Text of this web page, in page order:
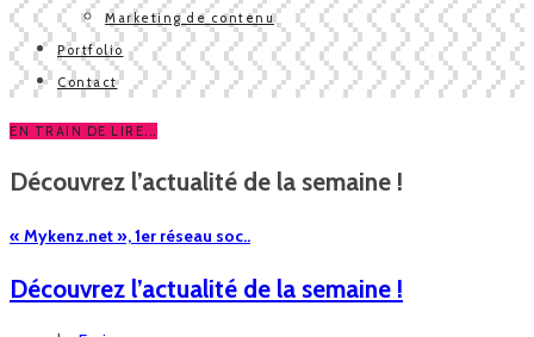
Marketing de contenu
Portfolio
Contact
EN TRAIN DE LIRE...
Découvrez l’actualité de la semaine !
« Mykenz.net », 1er réseau soc..
Découvrez l’actualité de la semaine !